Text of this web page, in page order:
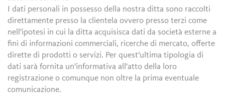
I dati personali in possesso della nostra ditta sono raccolti
direttamente presso la clientela ovvero presso terzi come
nell'ipotesi in cui la ditta acquisisca dati da società esterne a
fini di informazioni commerciali, ricerche di mercato, offerte
dirette di prodotti o servizi. Per quest'ultima tipologia di
dati sarà fornita un'informativa all'atto della loro
registrazione o comunque non oltre la prima eventuale
comunicazione.